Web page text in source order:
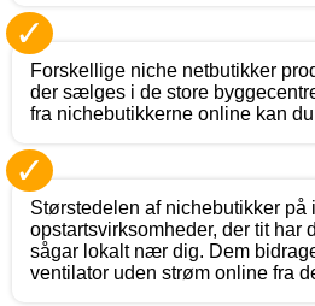
✓
Forskellige niche netbutikker
der sælges i de store
fra nichebutikkerne online kan
✓
Størstedelen af nichebutikker på
opstartsvirksomheder, der tit har
sågar lokalt nær dig. Dem
ventilator uden strøm online fra